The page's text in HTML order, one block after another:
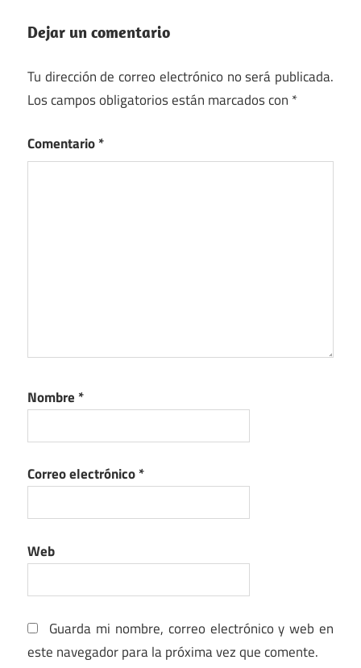
Dejar un comentario
Tu dirección de correo electrónico no será publicada.
Los campos obligatorios están marcados con *
Comentario*
Nombre *
Correo electrónico*
Web
Guarda mi nombre, correo electrónico y web en
este navegador para la próxima vez que comente.